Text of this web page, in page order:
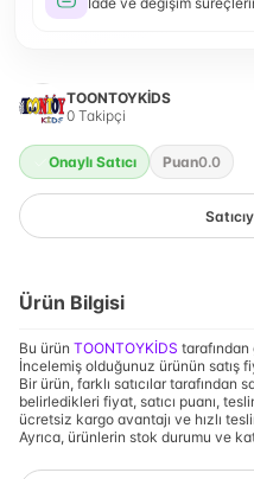
TOONTOYKİDS
0 Takipçi
Onaylı Satıcı Puan0.0
Ürün Bilgisi
Bu ürün TOONTOYKİDS
İncelemiş olduğunuz ürünün satış
Bir ürün, farklı satıcılar tarafından
belirledikleri fiyat, satıcı puanı,
ücretsiz kargo avantajı ve hızlı
Ayrıca, ürünlerin stok durumu ve